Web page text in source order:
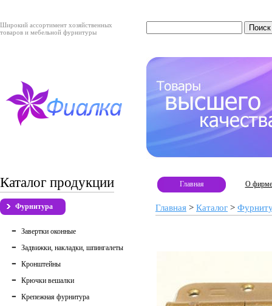
Широкий ассортимент хозяйственных
товаров и мебельной фурнитуры
Каталог продукции
Фурнитура
Завертки оконные
Задвижки, накладки, шпингалеты
Кронштейны
Крючки вешалки
Крепежная фурнитура
Главная О фирме
Главная > Каталог >